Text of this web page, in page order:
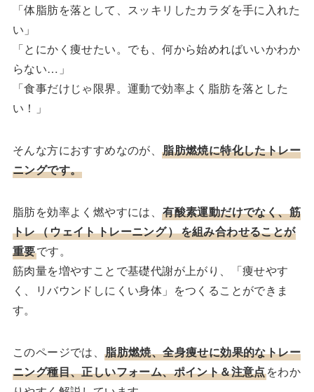
「体脂肪を落として、スッキリしたカラダを手に入れた
い」
「とにかく痩せたい。でも、何から始めればいいかわか
らない…」
「食事だけじゃ限界。運動で効率よく脂肪を落とした
い！」
そんな方におすすめなのが、脂肪燃焼に特化したトレー
ニングです。
脂肪を効率よく燃やすには、有酸素運動だけでなく、筋
トレ（ウェイトトレーニング）を組み合わせることが
重要です。
筋肉量を増やすことで基礎代謝が上がり、「痩せやす
く、リバウンドしにくい身体」をつくることができま
す。
このページでは、脂肪燃焼、全身痩せに効果的なトレー
ニング種目、正しいフォーム、ポイント＆注意点をわか